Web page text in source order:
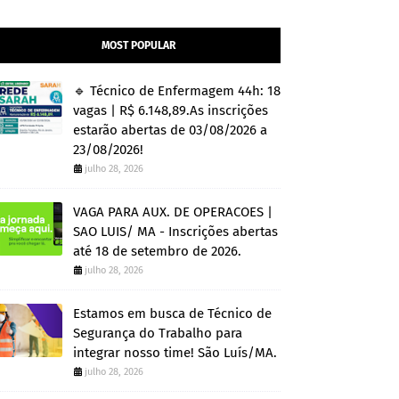
MOST POPULAR
🔹 Técnico de Enfermagem 44h: 18
vagas | R$ 6.148,89.As inscrições
estarão abertas de 03/08/2026 a
23/08/2026!
julho 28, 2026
VAGA PARA AUX. DE OPERACOES |
SAO LUIS/ MA - Inscrições abertas
até 18 de setembro de 2026.
julho 28, 2026
Estamos em busca de Técnico de
Segurança do Trabalho para
integrar nosso time! São Luís/MA.
julho 28, 2026